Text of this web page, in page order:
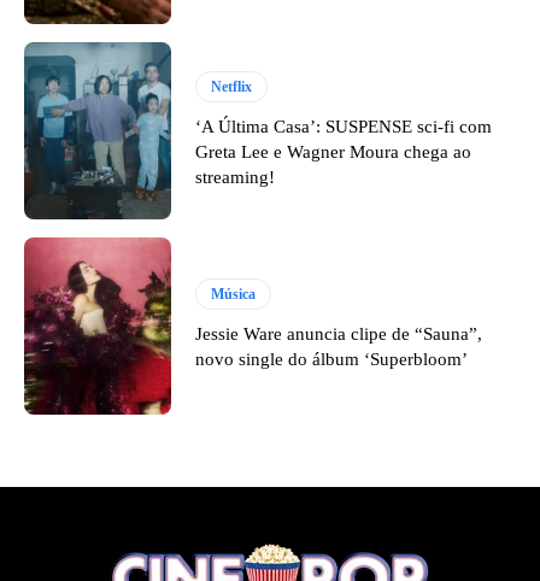
Netflix
‘A Última Casa’: SUSPENSE sci-fi com
Greta Lee e Wagner Moura chega ao
streaming!
Música
Jessie Ware anuncia clipe de “Sauna”,
novo single do álbum ‘Superbloom’